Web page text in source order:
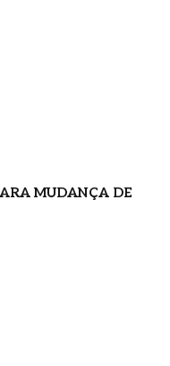
MUDANÇA DE